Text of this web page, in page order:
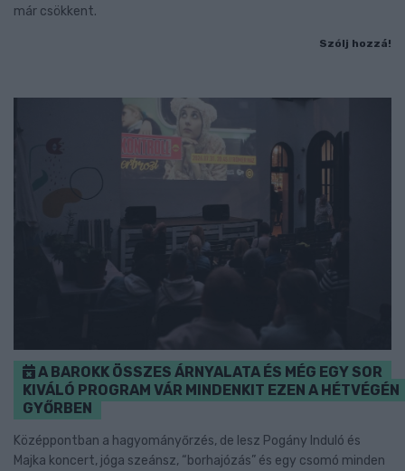
már csökkent.
Szólj hozzá!
A BAROKK ÖSSZES ÁRNYALATA ÉS MÉG EGY SOR
KIVÁLÓ PROGRAM VÁR MINDENKIT EZEN A HÉTVÉGÉN
GYŐRBEN
Középpontban a hagyományőrzés, de lesz Pogány Induló és
Majka koncert, jóga szeánsz, “borhajózás” és egy csomó minden